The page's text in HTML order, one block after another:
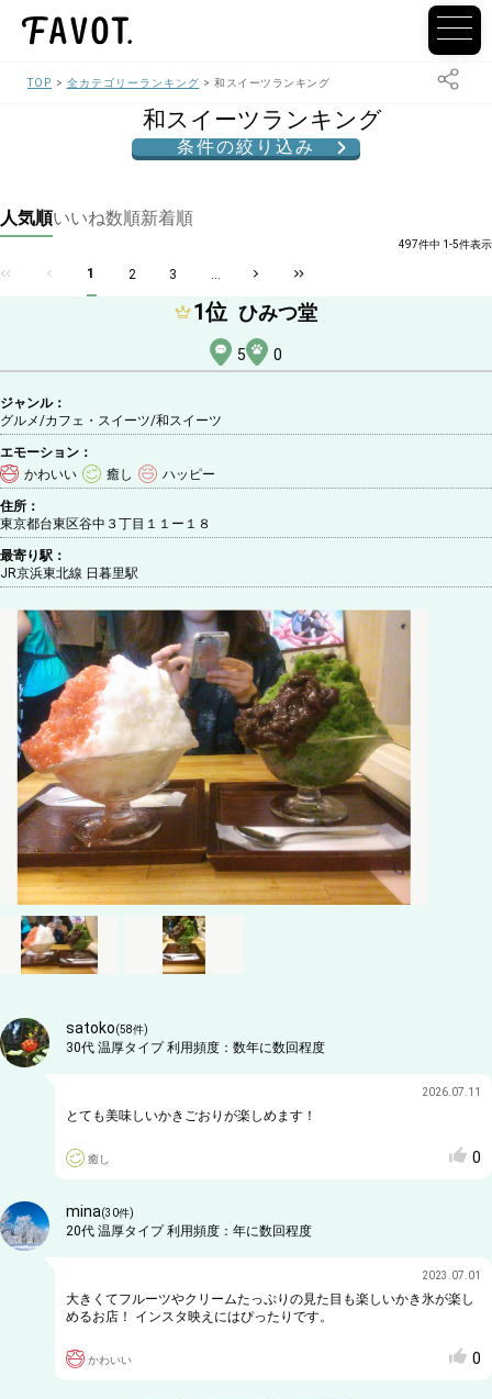
TOP 全カテゴリーランキング 和スイーツランキング
和スイーツランキング
条件の絞り込み
人気順いいね数順新着順
497件中 1-5件表示
1 2 3 ...
1位 ひみつ堂
5 0
ジャンル：
グルメ/カフェ・スイーツ/和スイーツ
エモーション：
かわいい
癒し ハッピー
住所：
東京都台東区谷中３丁目１１ー１８
最寄り駅：
JR京浜東北線 日暮里駅
satoko(58件)
30代 温厚タイプ利用頻度： 数年に数回程度
2026.07.11
とても美味しいかきごおりが楽しめます！
癒し 0
mina(30件)
20代 温厚タイプ利用頻度： 年に数回程度
2023.07.01
大きくてフルーツやクリームたっぷりの見た目も楽しいかき氷が楽し
めるお店！ インスタ映えにはぴったりです。
かわいい 0